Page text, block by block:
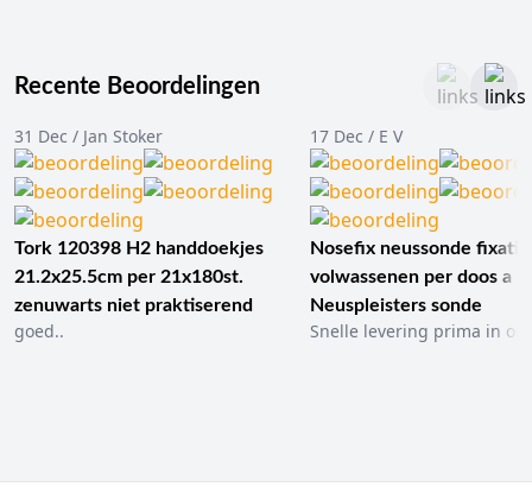
Recente Beoordelingen
31 Dec / Jan Stoker
Tork 120398 H2 handdoekjes
21.2x25.5cm per 21x180st.
zenuwarts niet praktiserend
goed..
17 Dec / E V
Nosefix neussonde
volwassenen per doos a
Neuspleisters sonde
Snelle levering prima in